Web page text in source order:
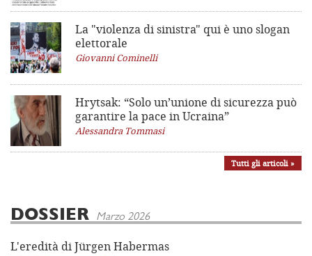
La "violenza di sinistra" qui è uno slogan
elettorale
Giovanni Cominelli
Hrytsak: “Solo un’unione di sicurezza può
garantire la pace in Ucraina”
Alessandra Tommasi
Tutti gli articoli »
DOSSIER Marzo 2026
L'eredità di Jürgen Habermas